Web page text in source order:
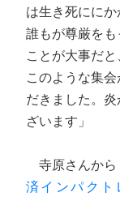
は生き死ににか
誰もが尊厳を
ことが大事だ
このような集
だきました。
ざいます」
寺原さんから
済インパクト